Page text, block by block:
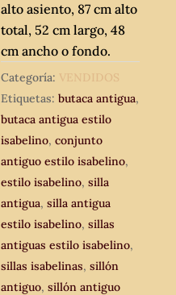
alto asiento, 87 cm alto
total, 52 cm largo, 48
cm ancho o fondo.
Categoría: VENDIDOS
Etiquetas:butaca antigua,
butaca antigua estilo
isabelino,conjunto
antiguo estilo isabelino,
estilo isabelino,silla
antigua,silla antigua
estilo isabelino,sillas
antiguas estilo isabelino,
sillas isabelinas,sillón
antiguo,sillón antiguo